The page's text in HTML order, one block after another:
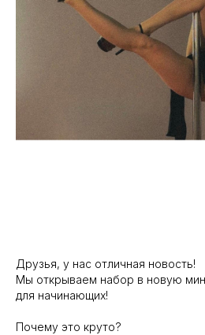
Друзья, у нас отличная новость!
Мы открываем набор в новую
для начинающих!
Почему это круто?